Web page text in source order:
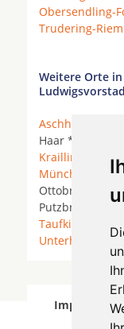
Obersendling-
Trudering-Riem
Weitere Orte
Aschheim
Haar *
Krailling
München)
*
Ottobrunn *
Putzbrunn *
Taufkirchen
Unterhaching*